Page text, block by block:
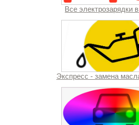
Все электрозарядки
Экспресс - замена